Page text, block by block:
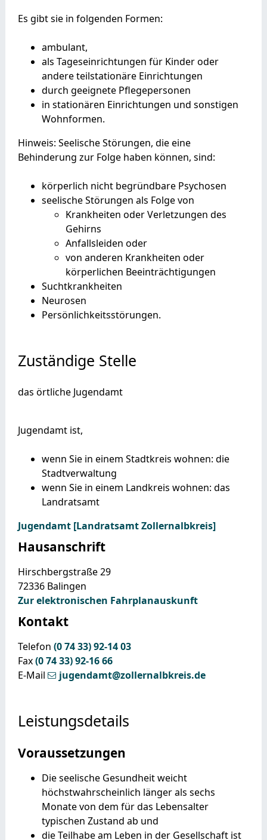
Es gibt sie in folgenden Formen:
ambulant,
als Tageseinrichtungen für Kinder oder
andere teilstationäre Einrichtungen
durch geeignete Pflegepersonen
in stationären Einrichtungen und sonstigen
Wohnformen.
Hinweis: Seelische Störungen, die eine
Behinderung zur Folge haben können, sind:
körperlich nicht begründbare Psychosen
seelische Störungen als Folge von
Krankheiten oder Verletzungen des
Gehirns
Anfallsleiden oder
von anderen Krankheiten oder
körperlichen Beeinträchtigungen
Suchtkrankheiten
Neurosen
Persönlichkeitsstörungen.
Zuständige Stelle
das örtliche Jugendamt
Jugendamt ist,
wenn Sie in einem Stadtkreis wohnen: die
Stadtverwaltung
wenn Sie in einem Landkreis wohnen: das
Landratsamt
Jugendamt [Landratsamt Zollernalbkreis]
Hausanschrift
Hirschbergstraße 29
72336 Balingen
Zur elektronischen Fahrplanauskunft
Kontakt
Telefon (07433) 92-1403
Fax(07433) 92-1666
E-Mail
jugendamt@zollernalbkreis.de
Leistungsdetails
Voraussetzungen
Die seelische Gesundheit weicht
höchstwahrscheinlich länger als sechs
Monate von dem für das Lebensalter
typischen Zustand ab und
die Teilhabe am Leben in der Gesellschaft ist